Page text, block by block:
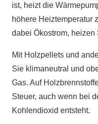
ist, heizt die
höhere Heiztemperatur
dabei Ökostrom, heizen
Mit Holzpellets und
Sie klimaneutral und
Gas. Auf
Steuer, auch wenn bei
Kohlendioxid entsteht.